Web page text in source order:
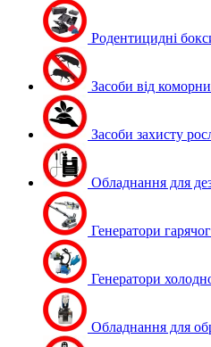
Родентицидні
Засоби від
Засоби захисту
Обладнання для
Генератори
Генератори
Обладнання для